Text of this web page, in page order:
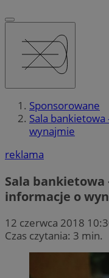
Sponsorowane
Sala
wynajmie
reklama
Sala bankietowa
informacje o
12 czerwca 2018
Czas czytania: 3 min.